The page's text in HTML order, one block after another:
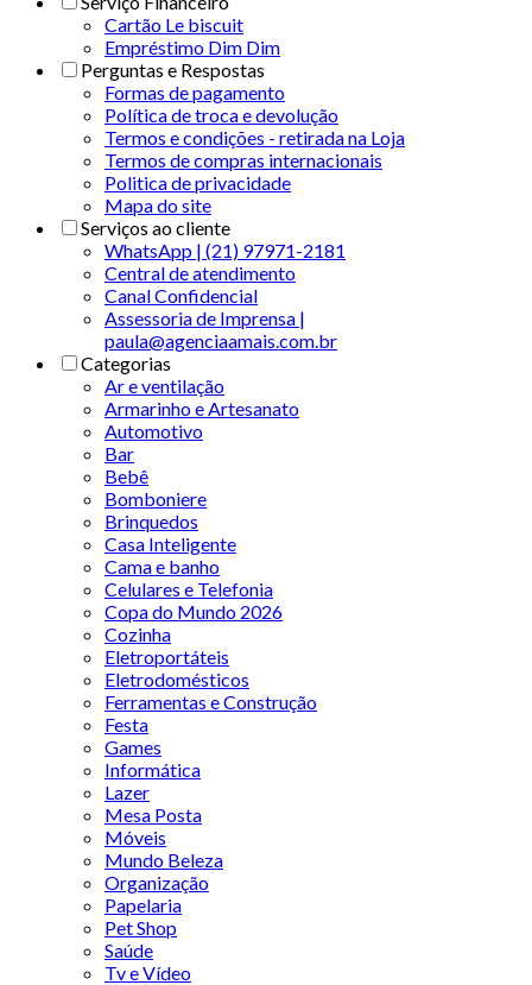
Cartão Le biscuit
Empréstimo Dim Dim
Perguntas e Respostas
Formas de pagamento
Política de troca e devolução
Termos e condições - retirada na Loja
Termos de compras internacionais
Politica de privacidade
Mapa do site
Serviços ao cliente
WhatsApp | (21) 97971-2181
Central de atendimento
Canal Confidencial
Assessoria de Imprensa |
paula@agenciaamais.com.br
Categorias
Ar e ventilação
Armarinho e Artesanato
Automotivo
Bar
Bebê
Bomboniere
Brinquedos
Casa Inteligente
Cama e banho
Celulares e Telefonia
Copa do Mundo 2026
Cozinha
Eletroportáteis
Eletrodomésticos
Ferramentas e Construção
Festa
Games
Informática
Lazer
Mesa Posta
Móveis
Mundo Beleza
Organização
Papelaria
Pet Shop
Saúde
Tv e Vídeo